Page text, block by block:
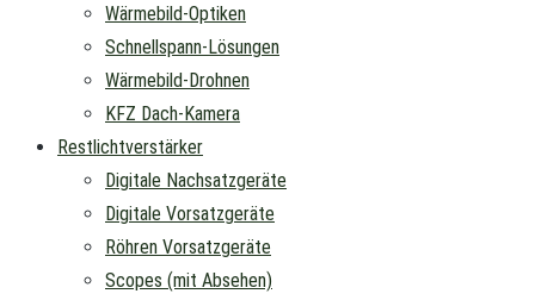
Wärmebild-Optiken
Schnellspann-Lösungen
Wärmebild-Drohnen
KFZ Dach-Kamera
Restlichtverstärker
Digitale Nachsatzgeräte
Digitale Vorsatzgeräte
Röhren Vorsatzgeräte
Scopes (mit Absehen)